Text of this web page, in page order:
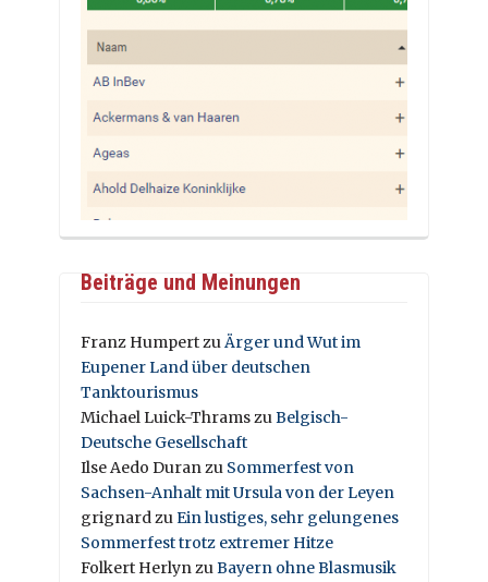
Beiträge und Meinungen
Franz HumpertzuÄrger und Wut im
Eupener Land über deutschen
Tanktourismus
Michael Luick-ThramszuBelgisch-
Deutsche Gesellschaft
Ilse Aedo Duranzu Sommerfest von
Sachsen-Anhalt mit Ursula von der Leyen
grignardzuEin lustiges, sehr gelungenes
Sommerfest trotz extremer Hitze
Folkert HerlynzuBayern ohne Blasmusik